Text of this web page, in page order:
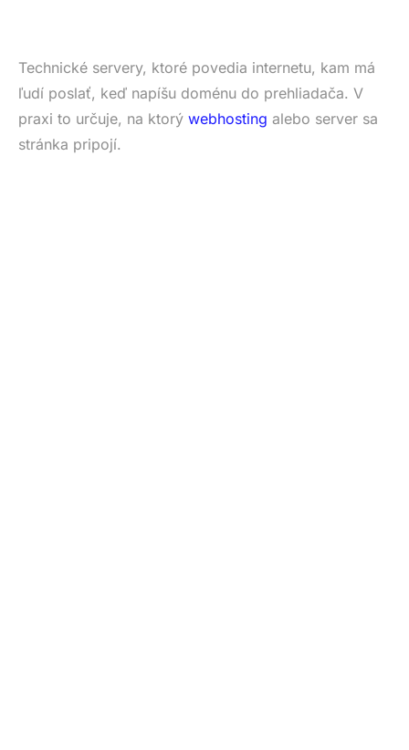
Technické servery, ktoré povedia internetu, kam má
ľudí poslať, keď napíšu doménu do prehliadača. V
praxi to určuje, na ktorý webhosting alebo server sa
stránka pripojí.